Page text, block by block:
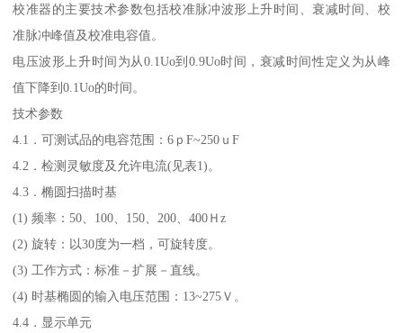
校准器的主要技术参数包括校准脉冲波形上升时间、衰减时间、校
准脉冲峰值及校准电容值。
电压波形上升时间为从0.1Uo到0.9Uo时间，衰减时间性定义为从峰
值下降到0.1Uo的时间。
技术参数
4.1．可测试品的电容范围：6ｐF~250ｕF
4.2．检测灵敏度及允许电流(见表1)。
4.3．椭圆扫描时基
(1) 频率：50、100、150、200、400Ｈz
(2) 旋转：以30度为一档，可旋转度。
(3) 工作方式：标准－扩展－直线。
(4) 时基椭圆的输入电压范围：13~275Ｖ。
4.4．显示单元